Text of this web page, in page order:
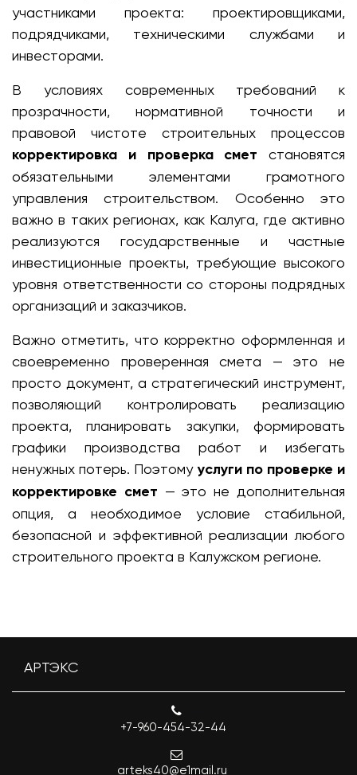
участниками проекта: проектировщиками,
подрядчиками, техническими службами и
инвесторами.
В условиях современных требований к
прозрачности, нормативной точности и
правовой чистоте строительных процессов
корректировка и проверка смет становятся
обязательными элементами грамотного
управления строительством. Особенно это
важно в таких регионах, как Калуга, где активно
реализуются государственные и частные
инвестиционные проекты, требующие высокого
уровня ответственности со стороны подрядных
организаций и заказчиков.
Важно отметить, что корректно оформленная и
своевременно проверенная смета — это не
просто документ, а стратегический инструмент,
позволяющий контролировать реализацию
проекта, планировать закупки, формировать
графики производства работ и избегать
ненужных потерь. Поэтомууслуги по проверке и
корректировке смет — это не дополнительная
опция, а необходимое условие стабильной,
безопасной и эффективной реализации любого
строительного проекта в Калужском регионе.
АРТЭКС
+7-960-454-32-44
arteks40@e1mail.ru